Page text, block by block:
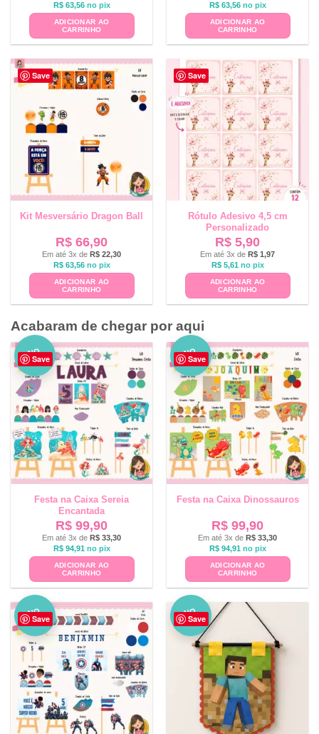
R$63,56 no pix
ADICIONAR AO
CARRINHO
R$63,56 no pix
ADICIONAR AO
CARRINHO
Save
Kit Mesversário Dragon Ball
R$ 66,90
Em até 3x de R$ 22,30
R$63,56 no pix
ADICIONAR AO
CARRINHO
Save
Rótulo Adesivo 4,5 cm
Personalizado
R$ 5,90
Em até 3x de R$ 1,97
R$5,61 no pix
ADICIONAR AO
CARRINHO
Acabaram de chegar por aqui
Save
NO
VO
Festa na Caixa Sereia
Encantada
R$ 99,90
Em até 3x de R$ 33,30
R$94,91 no pix
ADICIONAR AO
CARRINHO
Save
NO
VO
Festa na Caixa Dinossauros
R$ 99,90
Em até 3x de R$ 33,30
R$94,91 no pix
ADICIONAR AO
CARRINHO
Save
NO
VO Save
NO
VO